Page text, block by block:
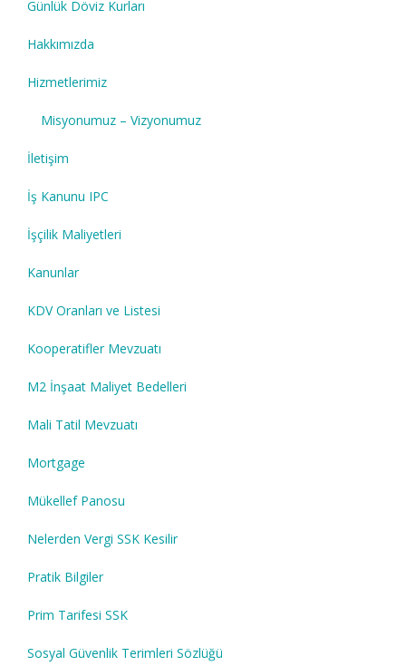
Günlük Döviz Kurları
Hakkımızda
Hizmetlerimiz
Misyonumuz – Vizyonumuz
İletişim
İş Kanunu IPC
İşçilik Maliyetleri
Kanunlar
KDV Oranları ve Listesi
Kooperatifler Mevzuatı
M2 İnşaat Maliyet Bedelleri
Mali Tatil Mevzuatı
Mortgage
Mükellef Panosu
Nelerden Vergi SSK Kesilir
Pratik Bilgiler
Prim Tarifesi SSK
Sosyal Güvenlik Terimleri Sözlüğü